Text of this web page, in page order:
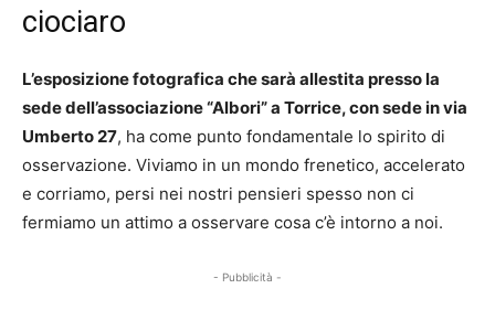
ciociaro
L’esposizione fotografica che sarà allestita presso la
sede dell’associazione “Albori” a Torrice, con sede in via
Umberto 27, ha come punto fondamentale lo spirito di
osservazione. Viviamo in un mondo frenetico, accelerato
e corriamo, persi nei nostri pensieri spesso non ci
fermiamo un attimo a osservare cosa c’è intorno a noi.
- Pubblicità -